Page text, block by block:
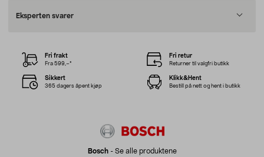
Eksperten svarer
Bosch- Se alle produktene
Fri frakt
Fra 599,–*
Fri retur
Returner til valgfri butikk
Sikkert
365 dagers åpent kjøp
Klikk&Hent
Bestill på nett og hent i butikk